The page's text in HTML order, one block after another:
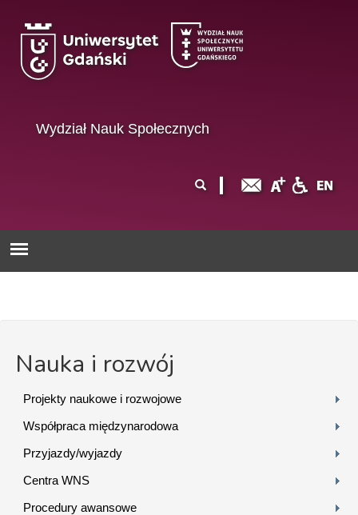
Wydział Nauk Społecznych
wyszukiwania
Nauka i rozwój
Projekty naukowe i rozwojowe
Współpraca międzynarodowa
Przyjazdy/wyjazdy
Centra WNS
Procedury awansowe